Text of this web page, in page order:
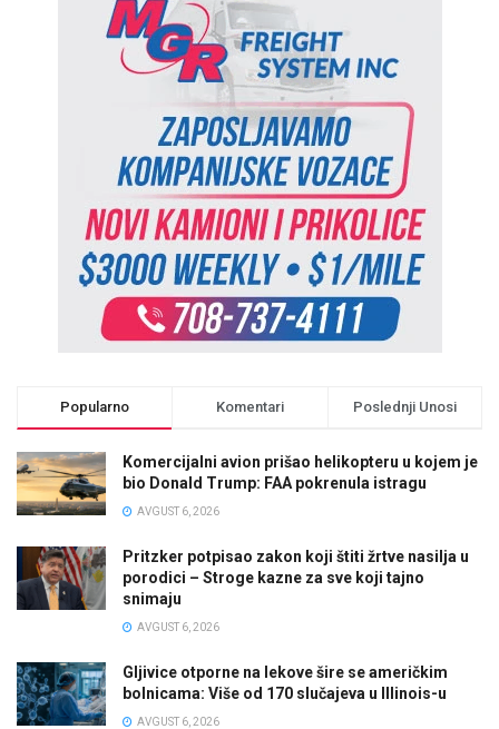
Popularno Komentari Poslednji Unosi
Komercijalni avion prišao helikopteru u kojem je
bio Donald Trump: FAA pokrenula istragu
AVGUST 6, 2026
Pritzker potpisao zakon koji štiti žrtve nasilja u
porodici – Stroge kazne za sve koji tajno
snimaju
AVGUST 6, 2026
Gljivice otporne na lekove šire se američkim
bolnicama: Više od 170 slučajeva u Illinois-u
AVGUST 6, 2026